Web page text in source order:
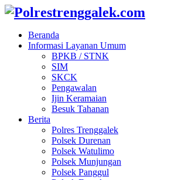
Beranda
Informasi Layanan Umum
BPKB / STNK
SIM
SKCK
Pengawalan
Ijin Keramaian
Besuk Tahanan
Berita
Polres Trenggalek
Polsek Durenan
Polsek Watulimo
Polsek Munjungan
Polsek Panggul